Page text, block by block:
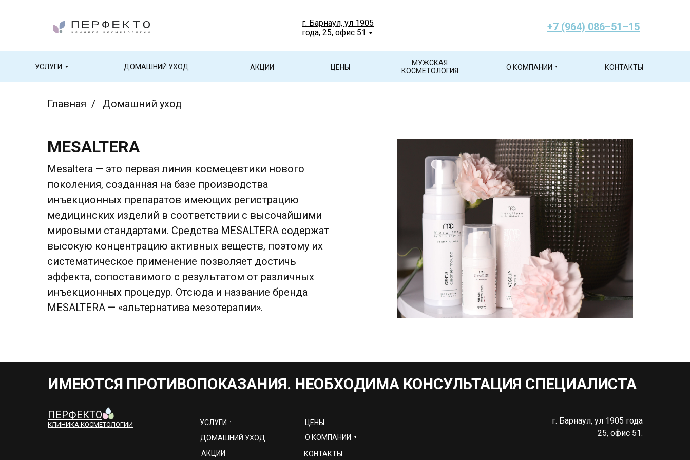
УСЛУГИ ДОМАШНИЙ УХОД
МУЖСКАЯ
КОСМЕТОЛОГИЯ
АКЦИИ ЦЕНЫ О КОМПАНИИ КОНТАКТЫ
г. Барнаул, ул 1905
года, 25, офис 51
+7 (964) 086–51–15
Главная / Домашний уход
MESALTERA
Mesaltera — это первая линия космецевтики нового
поколения, созданная на базе производства
инъекционных препаратов имеющих регистрацию
медицинских изделий в соответствии с высочайшими
мировыми стандартами. Средства MESALTERA содержат
высокую концентрацию активных веществ, поэтому их
систематическое применение позволяет достичь
эффекта, сопоставимого с результатом от различных
инъекционных процедур. Отсюда и название бренда
MESALTERA — «альтернатива мезотерапии».
ИМЕЮТСЯ ПРОТИВОПОКАЗАНИЯ. НЕОБХОДИМА КОНСУЛЬТАЦИЯ СПЕЦИАЛИСТА
ПЕРФЕКТО
КЛИНИКА КОСМЕТОЛОГИИ
УСЛУГИ
ДОМАШНИЙ УХОД
АКЦИИ
ЦЕНЫ
О КОМПАНИИ
КОНТАКТЫ
г. Барнаул, ул 1905 года
25, офис 51.